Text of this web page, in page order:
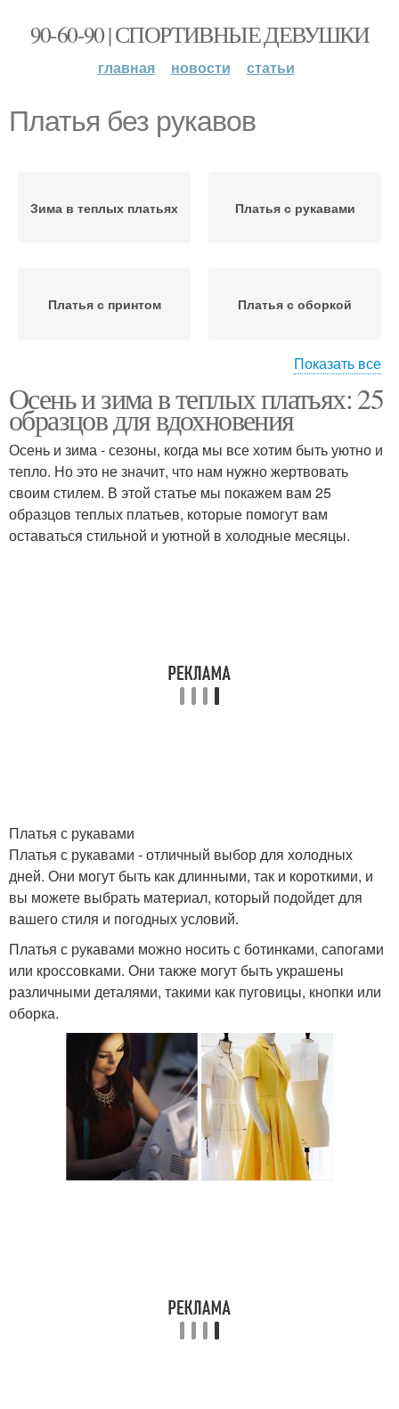
90-60-90 | СПОРТИВНЫЕ ДЕВУШКИ
главная новости статьи
Платья без рукавов
Зима в теплых платьях Платья с рукавами
Платья с принтом Платья с оборкой
Тёплые платья
платьями
Показать все
Осень и зима в теплых платьях: 25
образцов для вдохновения
Осень и зима - сезоны, когда мы все хотим быть уютно и
тепло. Но это не значит, что нам нужно жертвовать
своим стилем. В этой статье мы покажем вам 25
образцов теплых платьев, которые помогут вам
оставаться стильной и уютной в холодные месяцы.
Платья с рукавами
Платья с рукавами - отличный выбор для холодных
дней. Они могут быть как длинными, так и короткими, и
вы можете выбрать материал, который подойдет для
вашего стиля и погодных условий.
Платья с рукавами можно носить с ботинками, сапогами
или кроссовками. Они также могут быть украшены
различными деталями, такими как пуговицы, кнопки или
оборка.